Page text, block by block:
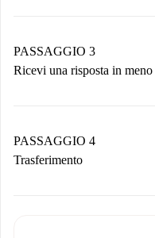
non accetta.
PASSAGGIO 3
Ricevi una risposta in
contatto con il
Se rifiutata: non ti
PASSAGGIO 4
Trasferimento